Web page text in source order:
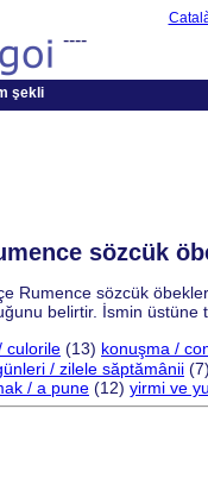
----
şekli
sözcük
Rumence sözcük
belirtir. İsmin üstüne
culorile (13) konuşma /
/ zilele săptămânii (7)
/ a pune (12) yirmi ve